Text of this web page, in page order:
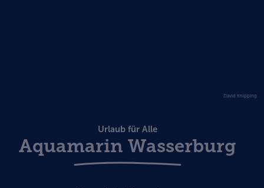
David Knipping
Urlaub für Alle
Aquamarin Wasserburg